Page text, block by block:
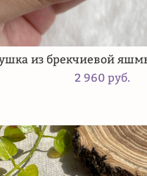
из брекчиевой
2 960 pуб.